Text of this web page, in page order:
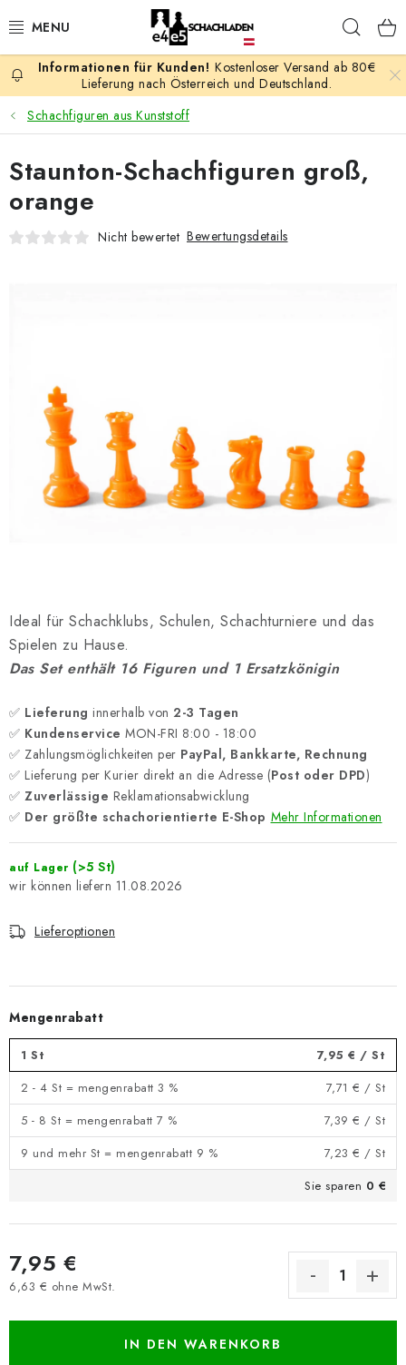
Inhalt
AKTION
SCHACHSPIELE
SCHACHFIGUREN
SCHACHBRETTER
SCHACH ONLINE
SCHACH-MERCH
SCHACH GESCHENKE
Kontakt FAQ Über uns
Geschäftsbedingungen
Kostenloser Versand ab 80€
Lieferung nach Österreich und Deutschland.
Schachfiguren aus Kunststoff
Ideal für Schachklubs, Schulen, Schachturniere und das
Spielen zu Hause.
Das Set enthält 16 Figuren und 1 Ersatzkönigin
✅ Lieferung innerhalb von 2-3 Tagen
✅ Kundenservice MON-FRI 8:00 - 18:00
✅ Zahlungsmöglichkeiten per PayPal, Bankkarte, Rechnung
✅ Lieferung per Kurier direkt an die Adresse (Post oder DPD)
✅ Zuverlässige Reklamationsabwicklung
✅ Der größte schachorientierte E-Shop Mehr Informationen
auf Lager (>5 St)
11.08.2026
Lieferoptionen
Mengenrabatt
1 St 7,95 € / St
2 - 4 St = mengenrabatt 3 %
7,71 € / St
5 - 8 St = mengenrabatt 7 %
7,39 € / St
9 und mehr St = mengenrabatt 9 %
7,23 € / St
Sie sparen 0 €
7,95 €
6,63 € ohne MwSt.
IN DEN WARENKORB
Staunton-Schachfiguren groß,
orange
Nicht bewertet Bewertungsdetails